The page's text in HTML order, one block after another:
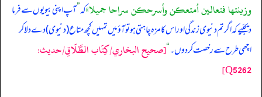
وزينتها فتعالين أمتعكن وأسرحكن سراحا جميلا‏»کہ”آپ اپنی بیویوں سے فرما
دیجئیے کہ اگر تم دنیوی زندگی اور اس کا مزہ چاہتی ہو تو آؤ میں تمہیں کچھ متاع (دنیوی) دے دلا کر
اچھی طرح سے رخصت کر دوں۔“[صحيح البخاري/كِتَاب الطَّلَاقِ/حدیث:
Q5262]